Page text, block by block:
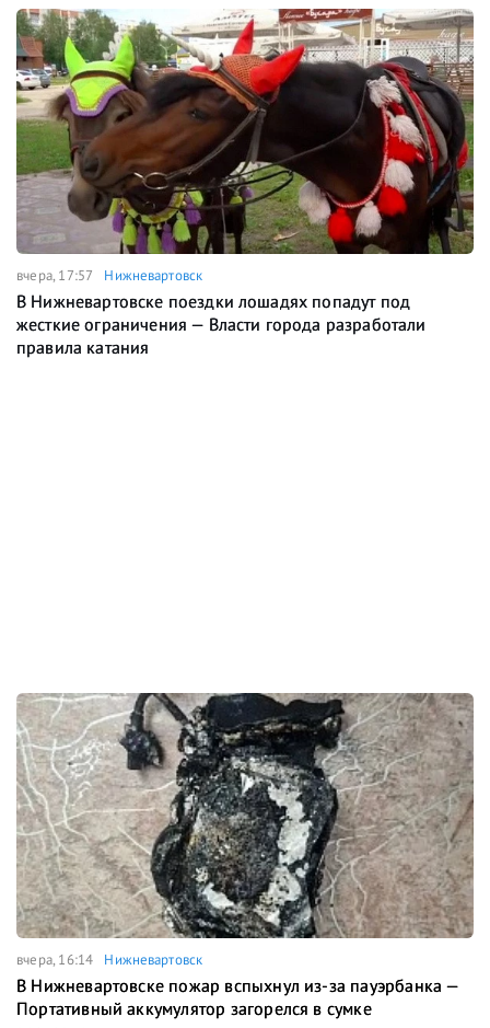
вчера, 17:57 Нижневартовск
В Нижневартовске поездки лошадях попадут под
жесткие ограничения — Власти города разработали
правила катания
вчера, 16:14 Нижневартовск
В Нижневартовске пожар вспыхнул из-за пауэрбанка —
Портативный аккумулятор загорелся в сумке